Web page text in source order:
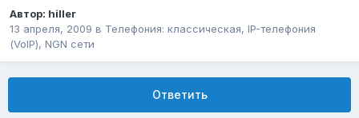
Автор: hiller
13 апреля, 2009 в Телефония: классическая, IP-телефония
(VoIP), NGN сети
Ответить